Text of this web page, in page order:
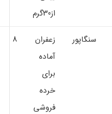
از30گرم
سنگاپور
زعفران
آماده
براي
خرده
فروشي
8